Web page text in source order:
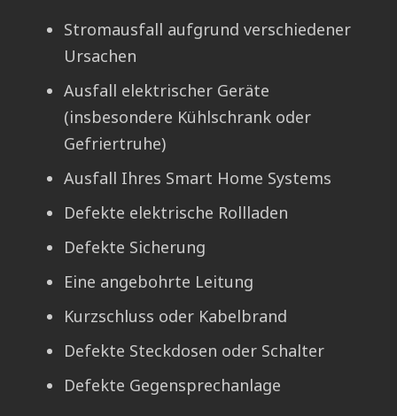
Stromausfall aufgrund verschiedener
Ursachen
Ausfall elektrischer Geräte
(insbesondere Kühlschrank oder
Gefriertruhe)
Ausfall Ihres Smart Home Systems
Defekte elektrische Rollladen
Defekte Sicherung
Eine angebohrte Leitung
Kurzschluss oder Kabelbrand
Defekte Steckdosen oder Schalter
Defekte Gegensprechanlage